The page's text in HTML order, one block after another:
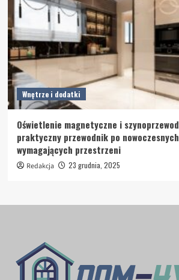
Wnętrze i dodatki
Oświetlenie magnetyczne i
praktyczny przewodnik po
wymagających przestrzeni
Redakcja 23 grudnia, 2025